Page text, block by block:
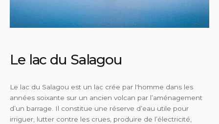
Le lac du Salagou
Le lac du Salagou est un lac crée par l'homme dans les
années soixante sur un ancien volcan par l’aménagement
d’un barrage. Il constitue une réserve d’eau utile pour
irriguer, lutter contre les crues, produire de l’électricité,